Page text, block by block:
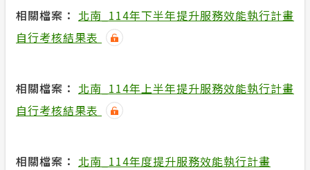
相關檔案： 北南_114年下半年提升服務效能執行計畫
自行考核結果表
相關檔案： 北南_114年上半年提升服務效能執行計畫
自行考核結果表
相關檔案： 北南_114年度提升服務效能執行計畫
計畫性工作停電公告-這不是電源不足的停
電
政府網站資料開放宣告